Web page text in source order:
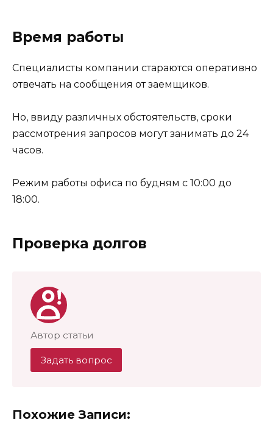
Время работы
Специалисты компании стараются оперативно
отвечать на сообщения от заемщиков.
Но, ввиду различных обстоятельств, сроки
рассмотрения запросов могут занимать до 24
часов.
Режим работы офиса по будням с 10:00 до
18:00.
Проверка долгов
Автор статьи
Задать вопрос
Похожие Записи: